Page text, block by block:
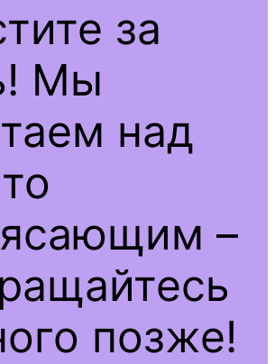
за
Мы
над
–
позже!